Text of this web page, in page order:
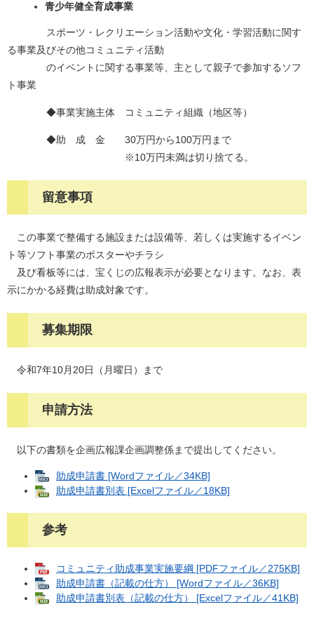
青少年健全育成事業
スポーツ・レクリエーション活動や文化・学習活動に関す
る事業及びその他コミュニティ活動
のイベントに関する事業等、主として親子で参加するソフ
ト事業
◆事業実施主体 コミュニティ組織（地区等）
◆助 成 金 30万円から100万円まで
※10万円未満は切り捨てる。
留意事項
この事業で整備する施設または設備等、若しくは実施するイベン
ト等ソフト事業のポスターやチラシ
及び看板等には、宝くじの広報表示が必要となります。なお、表
示にかかる経費は助成対象です。
募集期限
令和7年10月20日（月曜日）まで
申請方法
以下の書類を企画広報課企画調整係まで提出してください。
助成申請書 [Wordファイル／34KB]
助成申請書別表 [Excelファイル／18KB]
参考
コミュニティ助成事業実施要綱 [PDFファイル／275KB]
助成申請書（記載の仕方） [Wordファイル／36KB]
助成申請書別表（記載の仕方） [Excelファイル／41KB]